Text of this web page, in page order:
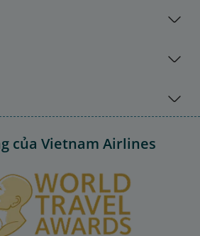
của Vietnam Airlines